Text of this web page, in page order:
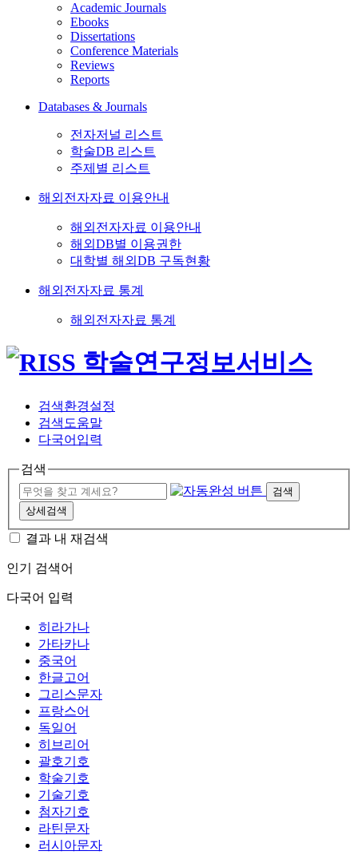
Academic Journals
Ebooks
Dissertations
Conference Materials
Reviews
Reports
Databases & Journals
전자저널 리스트
학술DB 리스트
주제별 리스트
해외전자자료 이용안내
해외전자자료 이용안내
해외DB별 이용권한
대학별 해외DB 구독현황
해외전자자료 통계
해외전자자료 통계
검색환경설정
검색도움말
다국어입력
검색
검색
상세검색
결과 내 재검색
인기 검색어
다국어 입력
히라가나
가타카나
중국어
한글고어
그리스문자
프랑스어
독일어
히브리어
괄호기호
학술기호
기술기호
첨자기호
라틴문자
러시아문자